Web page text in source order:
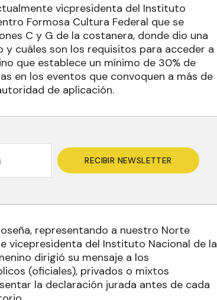
vicpresidenta del Instituto
Formosa Cultura Federal que se
C y G de la costanera, donde dio una
cuáles son los requisitos para acceder a
que establece un mínimo de 30% de
en los eventos que convoquen a más de
de aplicación.
RECIBIR NEWSLETTER
representando a nuestro Norte
vicepresidenta del Instituto Nacional de la
dirigió su mensaje a los
(oficiales), privados o mixtos
la declaración jurada antes de cada